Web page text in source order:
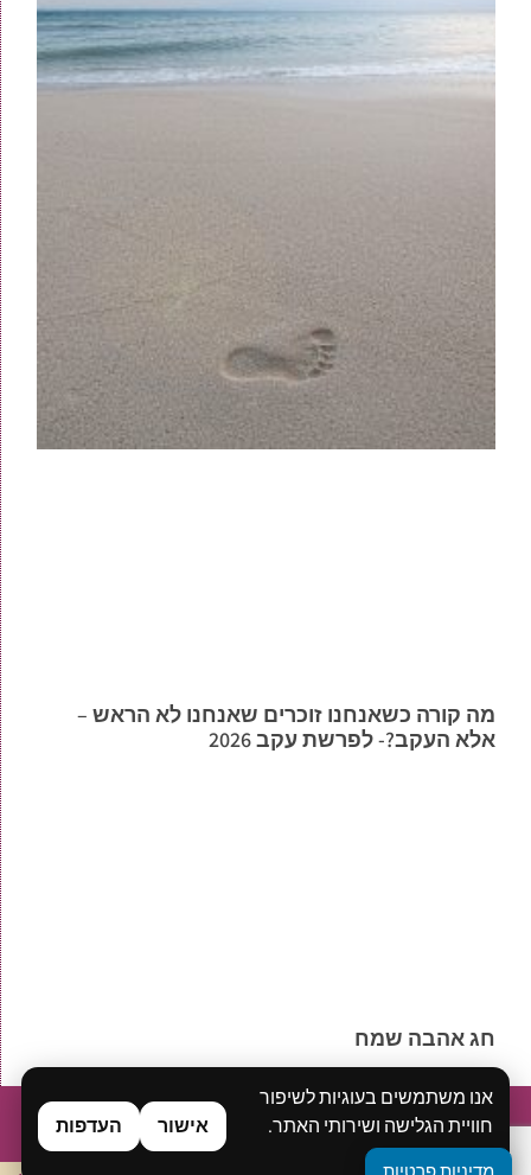
מה קורה כשאנחנו זוכרים שאנחנו לא הראש –
אלא העקב?- לפרשת עקב 2026
חג אהבה שמח
בית אודות ייעוץ ואימון אישי סדנאות הרצאות
ספרים ואסופות דיגיטליות
מן התקשורת יצירת קשר
אנו משתמשים בעוגיות לשיפור
חוויית הגלישה ושירותי האתר.
מדיניות פרטיות
אישור העדפות